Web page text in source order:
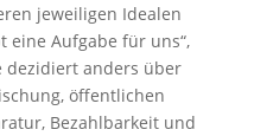
jeweiligen Idealen
eine Aufgabe für uns“,
dezidiert anders über
öffentlichen
Bezahlbarkeit und